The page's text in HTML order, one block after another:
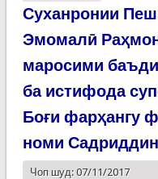
Суханронии
Эмомалӣ
маросими
ба истифода
Боғи фарҳангу
номи
Чоп шуд: 07/11/2017